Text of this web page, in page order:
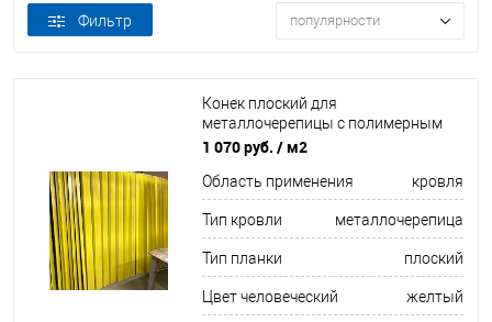
Фильтр популярности
Конек плоский для
металлочерепицы c полимерным
покрытием 0,45мм RAL 1015
1 070 руб. / м2
Область применения кровля
Тип кровли металлочерепица
Тип планки плоский
Цвет человеческий желтый